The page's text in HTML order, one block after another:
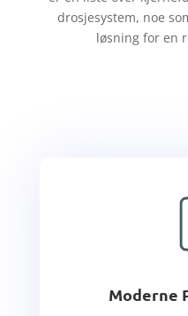
drosjesystem, noe
løsning for en
Moderne